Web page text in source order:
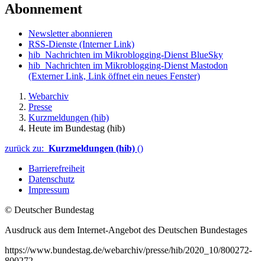
Abonnement
Newsletter abonnieren
RSS-Dienste (Interner Link)
hib_Nachrichten im Mikroblogging-Dienst BlueSky
hib_Nachrichten im Mikroblogging-Dienst Mastodon
(Externer Link, Link öffnet ein neues Fenster)
Webarchiv
Presse
Kurzmeldungen (hib)
Heute im Bundestag (hib)
zurück zu: Kurzmeldungen (hib) ()
Barrierefreiheit
Datenschutz
Impressum
© Deutscher Bundestag
Ausdruck aus dem Internet-Angebot des Deutschen Bundestages
https://www.bundestag.de/webarchiv/presse/hib/2020_10/800272-